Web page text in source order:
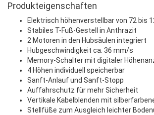
Produkteigenschaften
Elektrisch höhenverstellbar von 72 bis
Stabiles T-Fuß-Gestell in Anthrazit
2 Motoren in den Hubsäulen integriert
Hubgeschwindigkeit ca. 36 mm/s
Memory-Schalter mit digitaler
4 Höhen individuell speicherbar
Sanft-Anlauf und Sanft-Stopp
Auffahrschutz für mehr Sicherheit
Vertikale Kabelblenden mit
Stellfüße zum Ausgleich leichter